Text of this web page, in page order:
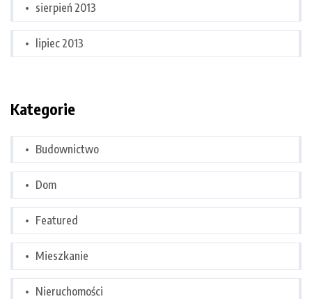
sierpień 2013
lipiec 2013
Kategorie
Budownictwo
Dom
Featured
Mieszkanie
Nieruchomości